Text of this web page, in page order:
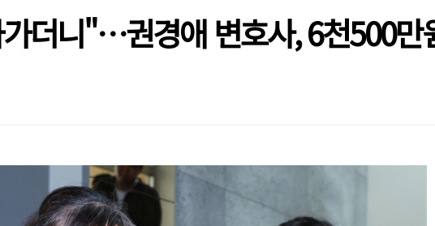
더니"…권경애 변호사, 6천500만